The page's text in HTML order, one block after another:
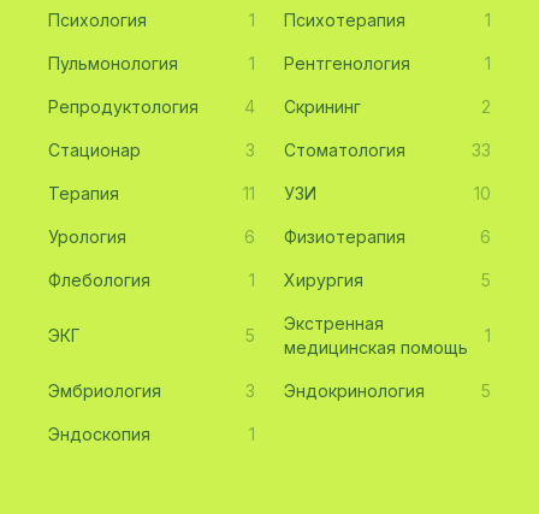
Психология 1 Психотерапия 1
Пульмонология 1 Рентгенология 1
Репродуктология 4 Скрининг 2
Стационар 3 Стоматология 33
Терапия 11 УЗИ 10
Урология 6 Физиотерапия 6
Флебология 1 Хирургия 5
ЭКГ 5
Экстренная
медицинская помощь
1
Эмбриология 3 Эндокринология 5
Эндоскопия 1